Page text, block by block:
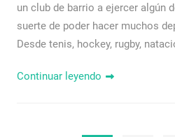
un club de barrio a ejercer algún
suerte de poder hacer muchos
Desde tenis, hockey, rugby,
Continuar leyendo